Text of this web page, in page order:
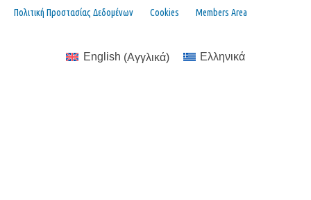
Πολιτική Προστασίας Δεδομένων Cookies Members Area
English (Αγγλικά) Ελληνικά